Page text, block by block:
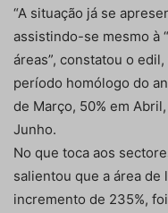
“A situação já se
assistindo-se mesmo à
áreas”, constatou o
período homólogo do
de Março, 50% em
Junho.
No que toca aos
salientou que a área de
incremento de 235%,